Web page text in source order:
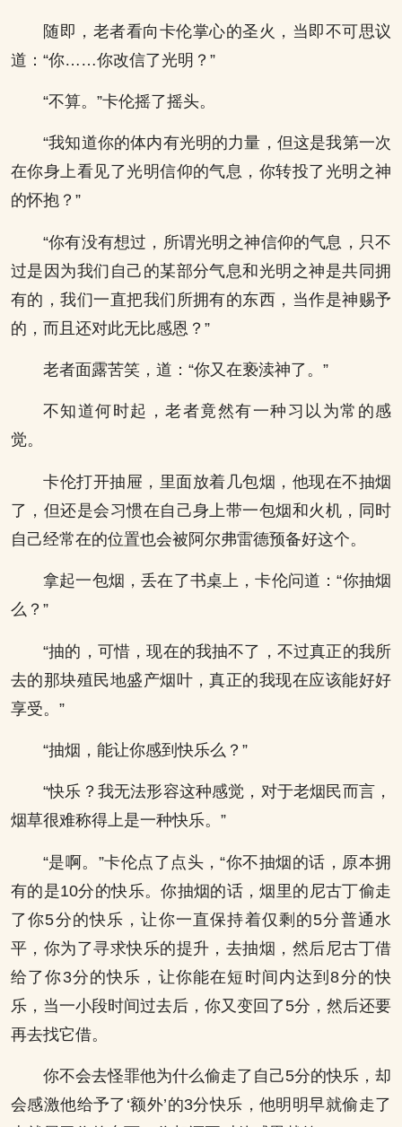
随即，老者看向卡伦掌心的圣火，当即不可思议
道：“你……你改信了光明？”
“不算。”卡伦摇了摇头。
“我知道你的体内有光明的力量，但这是我第一次
在你身上看见了光明信仰的气息，你转投了光明之神
的怀抱？”
“你有没有想过，所谓光明之神信仰的气息，只不
过是因为我们自己的某部分气息和光明之神是共同拥
有的，我们一直把我们所拥有的东西，当作是神赐予
的，而且还对此无比感恩？”
老者面露苦笑，道：“你又在亵渎神了。”
不知道何时起，老者竟然有一种习以为常的感
觉。
卡伦打开抽屉，里面放着几包烟，他现在不抽烟
了，但还是会习惯在自己身上带一包烟和火机，同时
自己经常在的位置也会被阿尔弗雷德预备好这个。
拿起一包烟，丢在了书桌上，卡伦问道：“你抽烟
么？”
“抽的，可惜，现在的我抽不了，不过真正的我所
去的那块殖民地盛产烟叶，真正的我现在应该能好好
享受。”
“抽烟，能让你感到快乐么？”
“快乐？我无法形容这种感觉，对于老烟民而言，
烟草很难称得上是一种快乐。”
“是啊。”卡伦点了点头，“你不抽烟的话，原本拥
有的是10分的快乐。你抽烟的话，烟里的尼古丁偷走
了你5分的快乐，让你一直保持着仅剩的5分普通水
平，你为了寻求快乐的提升，去抽烟，然后尼古丁借
给了你3分的快乐，让你能在短时间内达到8分的快
乐，当一小段时间过去后，你又变回了5分，然后还要
再去找它借。
你不会去怪罪他为什么偷走了自己5分的快乐，却
会感激他给予了‘额外’的3分快乐，他明明早就偷走了